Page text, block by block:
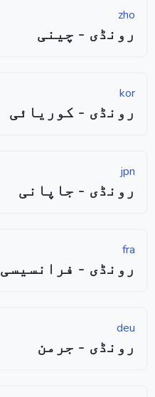
zho
رونڈی - چینی
kor
رونڈی - کوریائی
jpn
رونڈی - جاپانی
fra
رونڈی - فرانسیسی
deu
رونڈی - جرمن